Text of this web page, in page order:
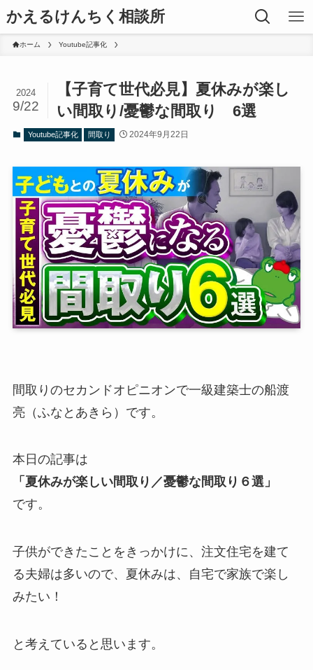
かえるけんちく相談所
ホーム Youtube記事化
【子育て世代必見】夏休みが楽し
い間取り/憂鬱な間取り 6選
2024
9/22
Youtube記事化 間取り 2024年9月22日
間取りのセカンドオピニオンで一級建築士の船渡
亮（ふなとあきら）です。
本日の記事は
「夏休みが楽しい間取り／憂鬱な間取り６選」
です。
子供ができたことをきっかけに、注文住宅を建て
る夫婦は多いので、夏休みは、自宅で家族で楽し
みたい！
と考えていると思います。